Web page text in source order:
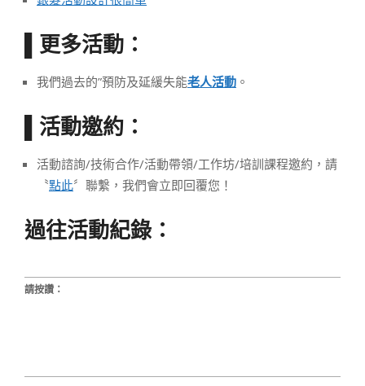
更多活動：
我們過去的”預防及延緩失能老人活動 。
活動邀約：
活動諮詢/技術合作/活動帶領/工作坊/培訓課程邀約，請
〝點此〞聯繫，我們會立即回覆您！
過往活動紀錄：
請按讚：